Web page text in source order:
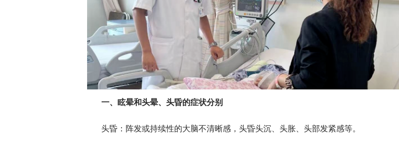
一、眩晕和头晕、头昏的症状分别
头昏：阵发或持续性的大脑不清晰感，头昏头沉、头胀、头部发紧感等。